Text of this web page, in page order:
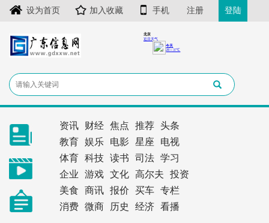
设为首页 加入收藏 手机 注册 登陆
资讯 财经 焦点 推荐
头条
教育
娱乐 电影 星座
电视
体育
科技 读书 司法
学习
企业
游戏 文化 高尔夫
投资
美食
商讯 报价 买车
专栏
消费
微商 历史 经济 看播